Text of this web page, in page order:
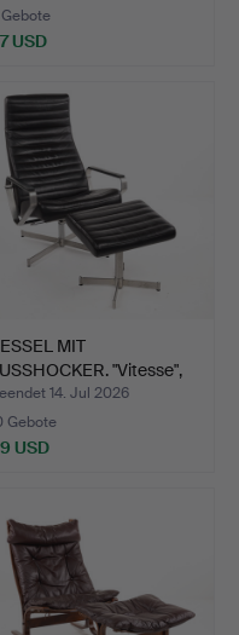
USD
MIT
"Vitesse",
14. Jul 2026
Gebote
USD